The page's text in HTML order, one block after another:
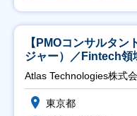
【PMOコンサルタ
ジャー）／Fintech領
Atlas Technologies株式
東京都